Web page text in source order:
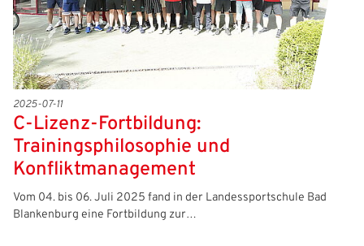
2025-07-11
C-Lizenz-Fortbildung:
Trainingsphilosophie und
Konfliktmanagement
Vom 04. bis 06. Juli 2025 fand in der Landessportschule Bad
Blankenburg eine Fortbildung zur…